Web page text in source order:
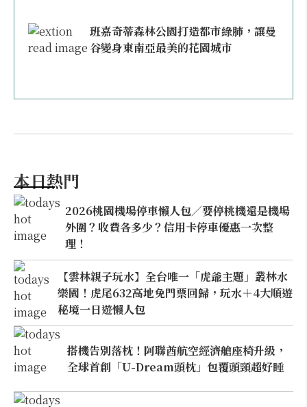
班嘉奇蒂森林公園打造都市綠肺，讓曼
谷變身東南亞最美的花園城市
本日熱門
2026桃園機場停車懶人包／要停桃機還是機場
外圍？收費各多少？信用卡停車優惠一次整
理！
【雲林親子玩水】全台唯一「虎爺主題」叢林水
樂園！虎尾632高地免門票回歸，玩水＋4大順遊
秘境一日遊懶人包
搭機告別落枕！阿聯酋航空經濟艙座椅升級，
全球首創「U-Dream頭枕」包覆頭頸超好睡